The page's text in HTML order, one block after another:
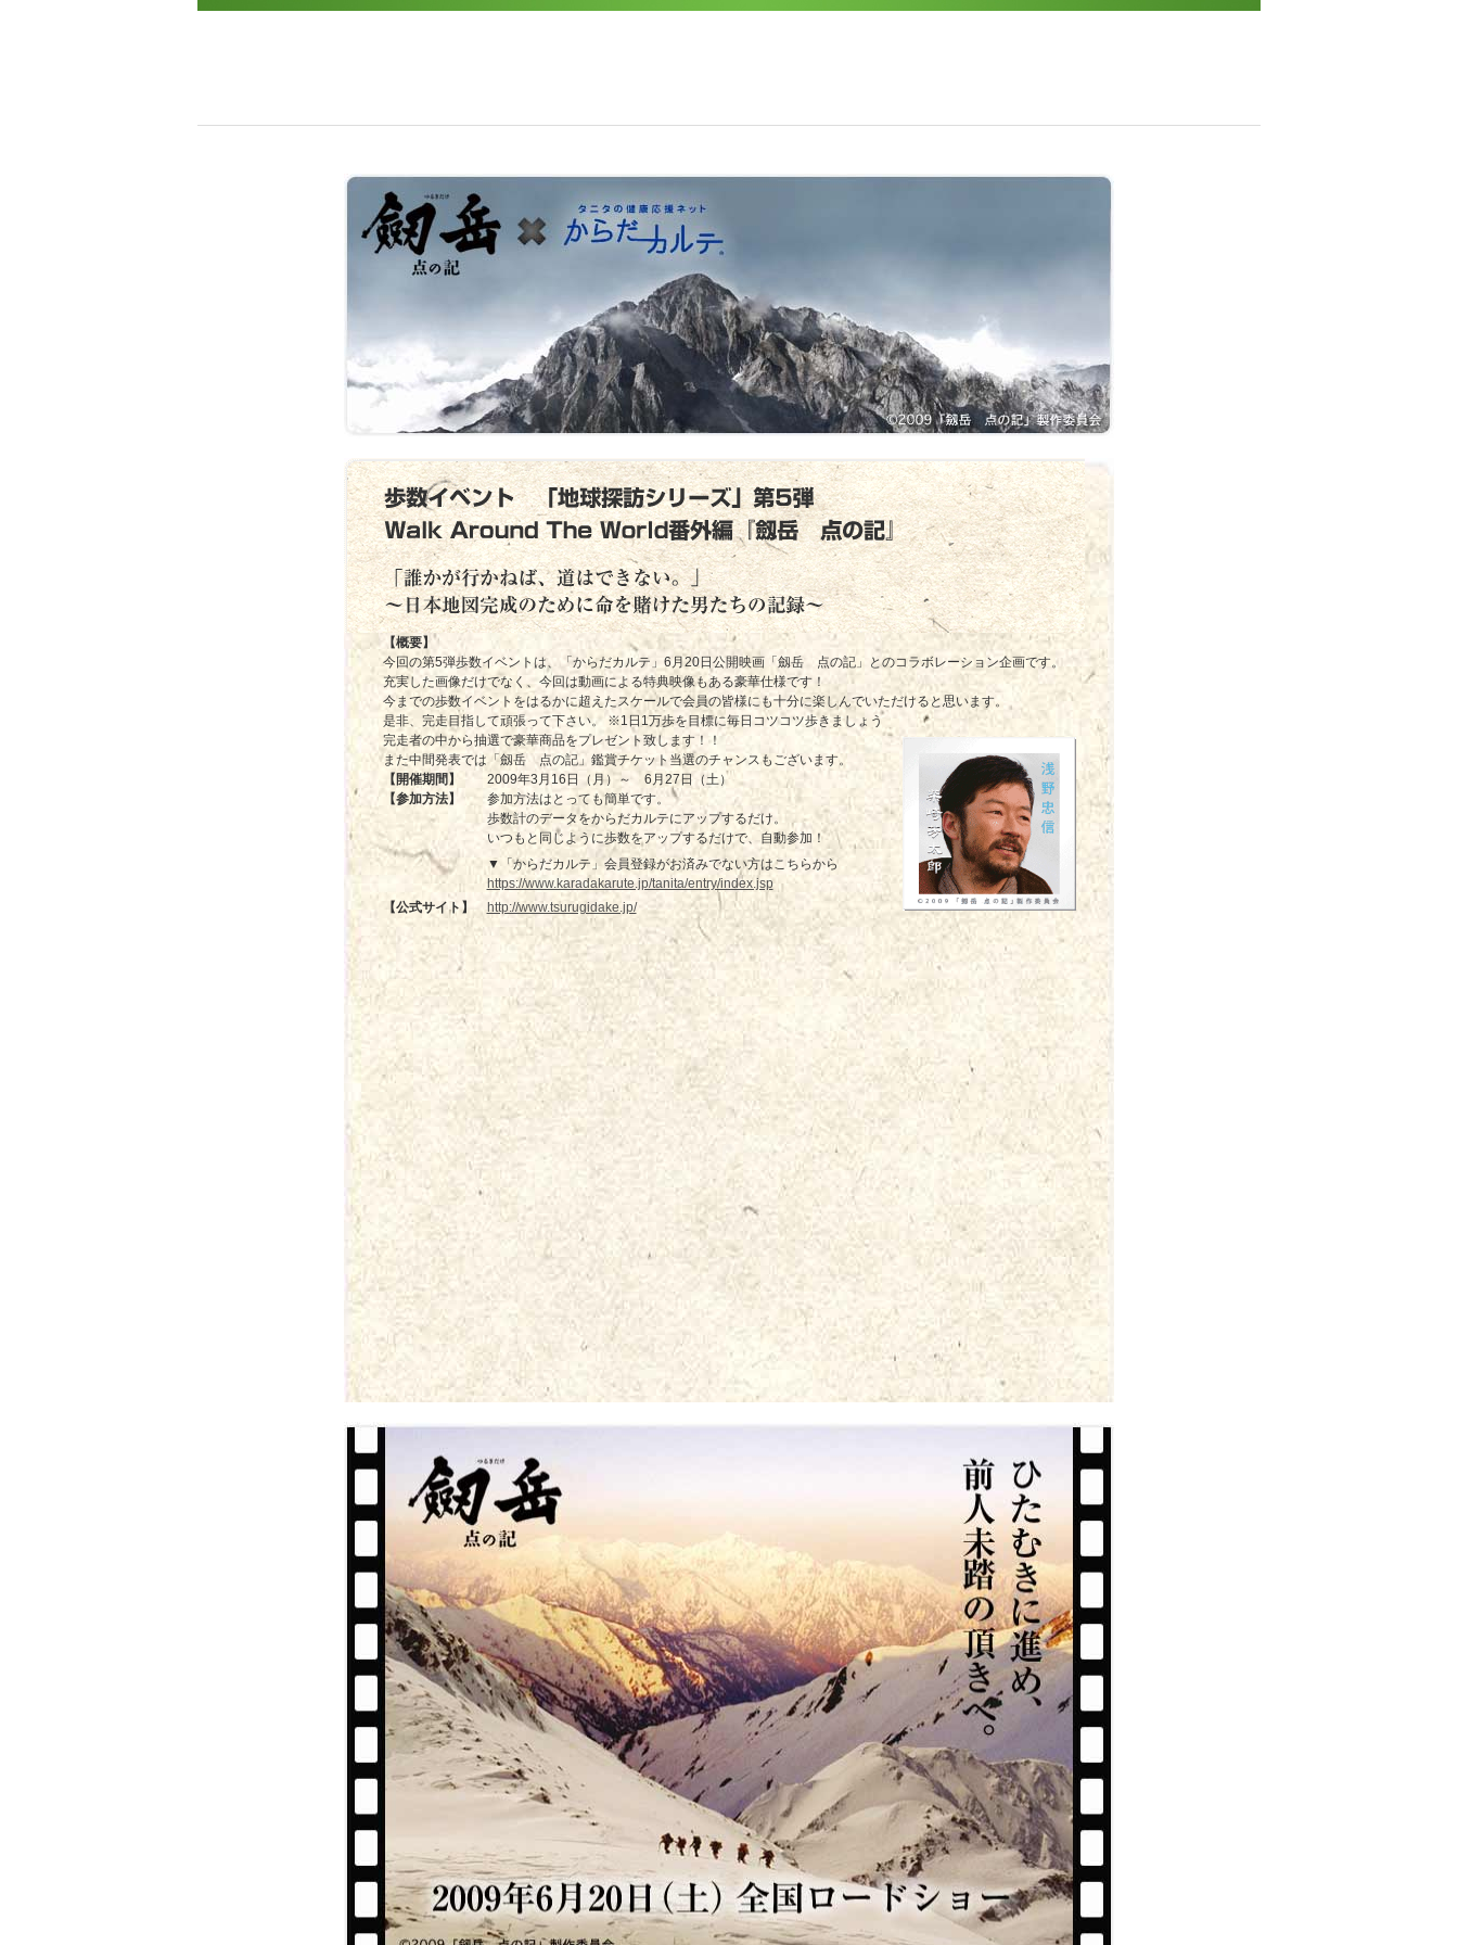
【概要】
今回の第5弾歩数イベントは、「からだカルテ」6月20日公開映画「劔岳 点の記」とのコラボレーション企画です。
充実した画像だけでなく、今回は動画による特典映像もある豪華仕様です！
今までの歩数イベントをはるかに超えたスケールで会員の皆様にも十分に楽しんでいただけると思います。
是非、完走目指して頑張って下さい。 ※1日1万歩を目標に毎日コツコツ歩きましょう
完走者の中から抽選で豪華商品をプレゼント致します！！
また中間発表では「劔岳 点の記」鑑賞チケット当選のチャンスもございます。
【開催期間】
2009年3月16日（月）～ 6月27日（土）
【参加方法】
参加方法はとっても簡単です。
歩数計のデータをからだカルテにアップするだけ。
いつもと同じように歩数をアップするだけで、自動参加！
▼「からだカルテ」会員登録がお済みでない方はこちらから
https://www.karadakarute.jp/tanita/entry/index.jsp
【公式サイト】
http://www.tsurugidake.jp/